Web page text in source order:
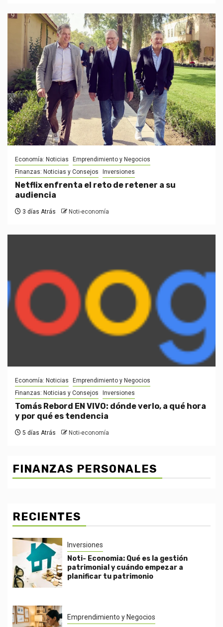
Economía: Noticias
Emprendimiento y Negocios
Finanzas: Noticias y Consejos
Inversiones
Netflix enfrenta el reto de retener a su
audiencia
3 días Atrás Noti-economía
Economía: Noticias
Emprendimiento y Negocios
Finanzas: Noticias y Consejos
Inversiones
Tomás Rebord EN VIVO: dónde verlo, a qué hora
y por qué es tendencia
5 días Atrás Noti-economía
FINANZAS PERSONALES
RECIENTES
Inversiones
Noti- Economia: Qué es la gestión
patrimonial y cuándo empezar a
planificar tu patrimonio
Emprendimiento y Negocios